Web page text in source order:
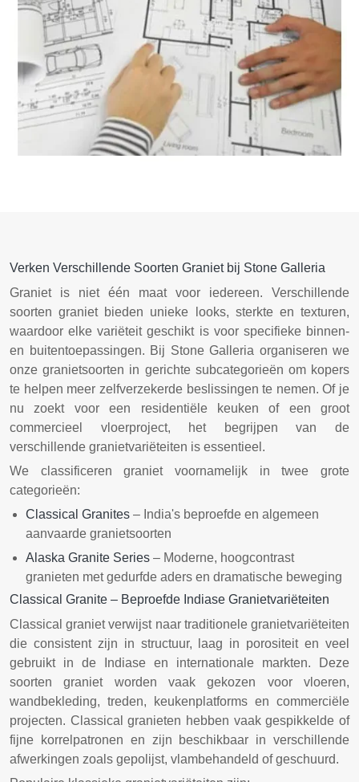
Verken Verschillende Soorten Graniet bij Stone Galleria
Graniet is niet één maat voor iedereen. Verschillende
soorten graniet bieden unieke looks, sterkte en texturen,
waardoor elke variëteit geschikt is voor specifieke binnen-
en buitentoepassingen. Bij Stone Galleria organiseren we
onze granietsoorten in gerichte subcategorieën om kopers
te helpen meer zelfverzekerde beslissingen te nemen. Of je
nu zoekt voor een residentiële keuken of een groot
commercieel vloerproject, het begrijpen van de
verschillende granietvariëteiten is essentieel.
We classificeren graniet voornamelijk in twee grote
categorieën:
Classical Granites – India's beproefde en algemeen
aanvaarde granietsoorten
Alaska Granite Series – Moderne, hoogcontrast
granieten met gedurfde aders en dramatische beweging
Classical Granite – Beproefde Indiase Granietvariëteiten
Classical graniet verwijst naar traditionele granietvariëteiten
die consistent zijn in structuur, laag in porositeit en veel
gebruikt in de Indiase en internationale markten. Deze
soorten graniet worden vaak gekozen voor vloeren,
wandbekleding, treden, keukenplatforms en commerciële
projecten. Classical granieten hebben vaak gespikkelde of
fijne korrelpatronen en zijn beschikbaar in verschillende
afwerkingen zoals gepolijst, vlambehandeld of geschuurd.